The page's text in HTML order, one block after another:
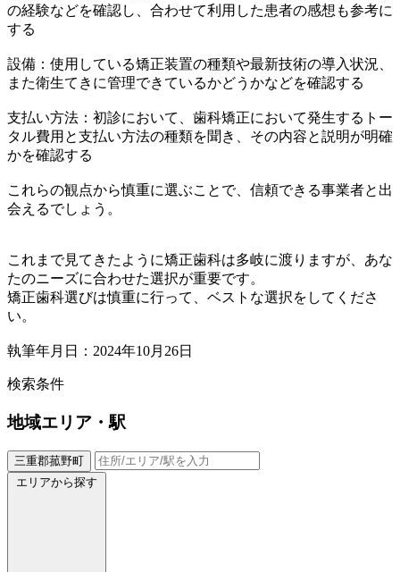
の経験などを確認し、合わせて利用した患者の感想も参考に
する
設備：使用している矯正装置の種類や最新技術の導入状況、
また衛生てきに管理できているかどうかなどを確認する
支払い方法：初診において、歯科矯正において発生するトー
タル費用と支払い方法の種類を聞き、その内容と説明が明確
かを確認する
これらの観点から慎重に選ぶことで、信頼できる事業者と出
会えるでしょう。
これまで見てきたように矯正歯科は多岐に渡りますが、あな
たのニーズに合わせた選択が重要です。
矯正歯科選びは慎重に行って、ベストな選択をしてくださ
い。
執筆年月日：2024年10月26日
検索条件
地域エリア・駅
三重郡菰野町
エリアから探す